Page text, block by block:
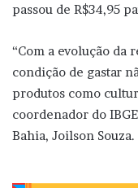
passou de R$34,95
“Com a evolução da
condição de gastar
produtos como
coordenador do
Bahia, Joilson